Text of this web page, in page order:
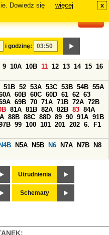
Dowiedz się
więcej x
i godzinę:
9 10A 10B 11 12 13 14 15 16
51B 52 53A 53C 53B 54B 55A
60B 60C 60D 61 62 63
69B 70 71A 71B 72A 72B
81A 81B 82A 82B 83 84A
88B 88C 88D 89 90 91A 91B
99 100 101 201 202 6.
F1
N4B N5A N5B N6 N7A N7B
N8
Utrudnienia
Schematy